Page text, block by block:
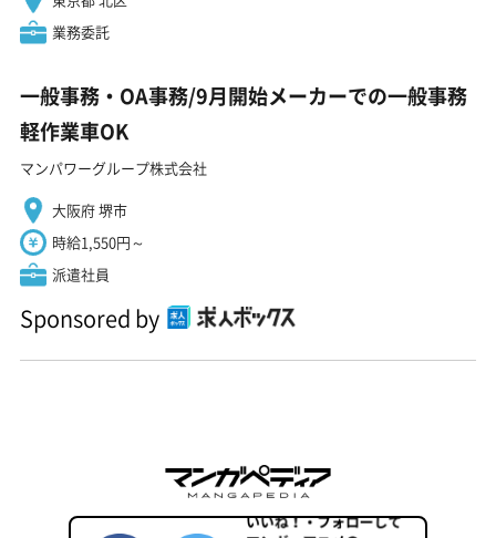
業務委託
一般事務・OA事務/9月開始メーカーでの一般事務
軽作業車OK
マンパワーグループ株式会社
大阪府 堺市
時給1,550円～
派遣社員
Sponsored by